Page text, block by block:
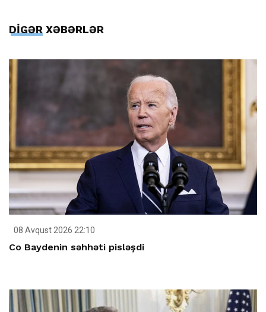
DİGƏR XƏBƏRLƏR
08 Avqust 2026 22:10
Co Baydenin səhhəti pisləşdi